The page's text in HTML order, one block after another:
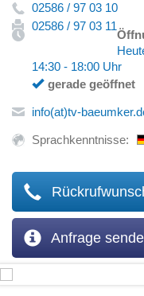
02586 / 97 03 10
02586 / 97 03 11
14:30 - 18:00 Uhr
gerade geöffnet
info(at)tv-
Sprachkenntnisse:
Anfrage